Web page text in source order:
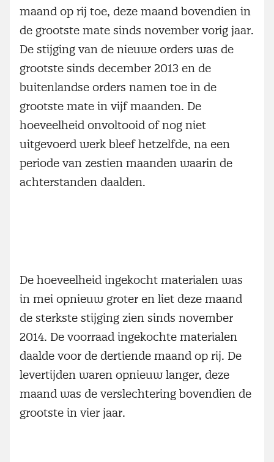
maand op rij toe, deze maand bovendien in
de grootste mate sinds november vorig jaar.
De stijging van de nieuwe orders was de
grootste sinds december 2013 en de
buitenlandse orders namen toe in de
grootste mate in vijf maanden. De
hoeveelheid onvoltooid of nog niet
uitgevoerd werk bleef hetzelfde, na een
periode van zestien maanden waarin de
achterstanden daalden.
De hoeveelheid ingekocht materialen was
in mei opnieuw groter en liet deze maand
de sterkste stijging zien sinds november
2014. De voorraad ingekochte materialen
daalde voor de dertiende maand op rij. De
levertijden waren opnieuw langer, deze
maand was de verslechtering bovendien de
grootste in vier jaar.